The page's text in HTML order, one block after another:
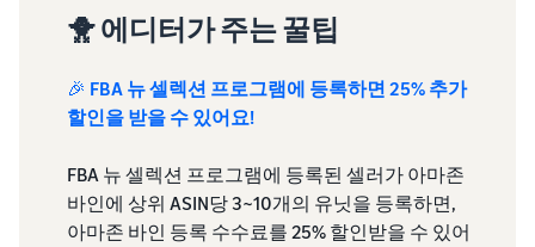
🐥 에디터가 주는 꿀팁
🎉 FBA 뉴 셀렉션 프로그램에 등록하면 25% 추가
할인을 받을 수 있어요!
FBA 뉴 셀렉션 프로그램에 등록된 셀러가 아마존
바인에 상위 ASIN당 3~10개의 유닛을 등록하면,
아마존 바인 등록 수수료를 25% 할인받을 수 있어